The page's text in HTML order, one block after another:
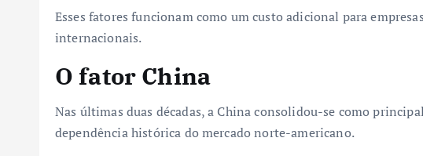
Esses fatores funcionam como um custo adicional para
internacionais.
O fator China
Nas últimas duas décadas, a China consolidou-se como
dependência histórica do mercado norte-americano.